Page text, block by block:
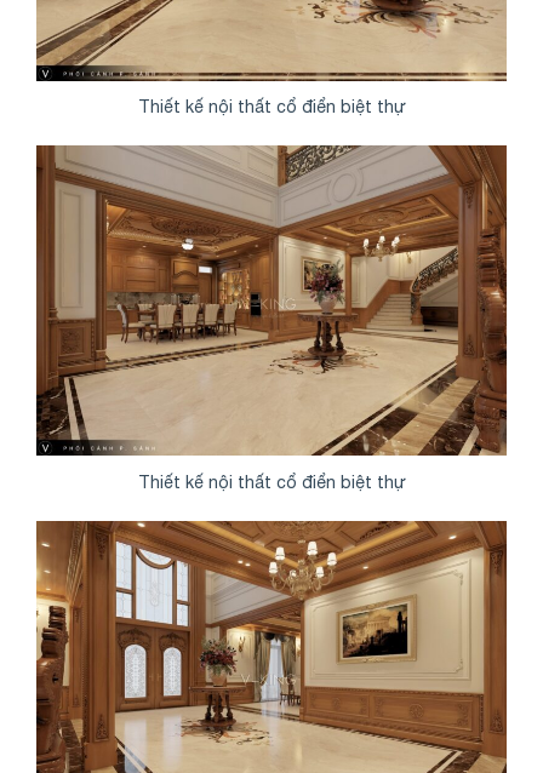
Thiết kế nội thất cổ điển biệt thự
Thiết kế nội thất cổ điển biệt thự